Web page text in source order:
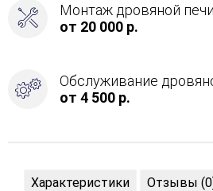
Монтаж дровяной
от 20 000 р.
Обслуживание
от 4 500 р.
Характеристики Отзывы